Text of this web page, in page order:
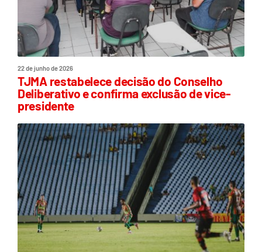
22 de junho de 2026
TJMA restabelece decisão do Conselho
Deliberativo e confirma exclusão de vice-
presidente